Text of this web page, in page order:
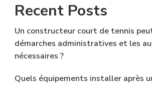
Recent Posts
Un constructeur court de tennis
démarches administratives et les
nécessaires ?
Quels équipements installer après